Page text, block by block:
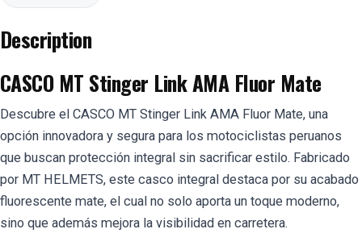
Description
CASCO MT Stinger Link AMA Fluor Mate
Descubre el CASCO MT Stinger Link AMA Fluor Mate, una
opción innovadora y segura para los motociclistas peruanos
que buscan protección integral sin sacrificar estilo. Fabricado
por MT HELMETS, este casco integral destaca por su acabado
fluorescente mate, el cual no solo aporta un toque moderno,
sino que además mejora la visibilidad en carretera.